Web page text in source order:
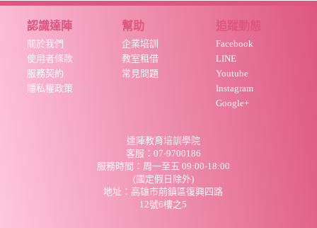
認識達陣
關於我們
使用者條款
服務契約
隱私權政策
幫助
企業培訓
教室租借
常見問題
追蹤動態
Facebook
LINE
Youtube
Instagram
Google+
達陣教育培訓學院
客服：07-9700186
服務時間：周一至五 09:00-18:00
(國定假日除外)
地址：高雄市前鎮區復興四路
12號6樓之5